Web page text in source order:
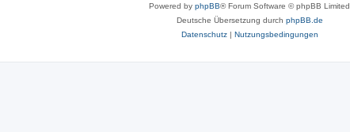
Powered by phpBB® Forum Software © phpBB Limited
Deutsche Übersetzung durch phpBB.de
Datenschutz| Nutzungsbedingungen